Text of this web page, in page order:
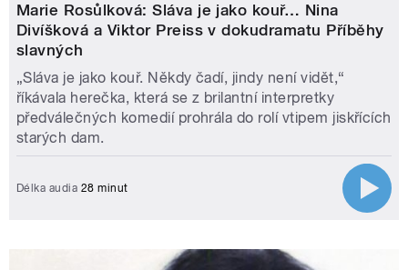
Marie Rosůlková: Sláva je jako kouř… Nina
Divíšková a Viktor Preiss v dokudramatu Příběhy
slavných
„Sláva je jako kouř. Někdy čadí, jindy není vidět,“
říkávala herečka, která se z brilantní interpretky
předválečných komedií prohrála do rolí vtipem jiskřících
starých dam.
Délka audia 28 minut